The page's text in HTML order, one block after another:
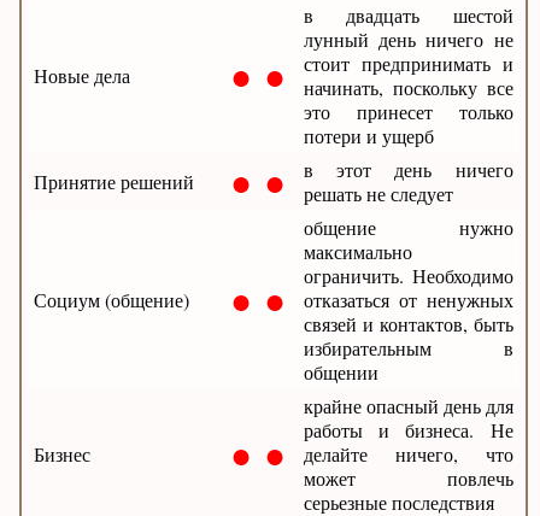
Новые дела ● ●
в двадцать шестой
лунный день ничего не
стоит предпринимать и
начинать, поскольку все
это принесет только
потери и ущерб
Принятие решений
● ●
в этот день ничего
решать не следует
Социум (общение) ● ●
общение нужно
максимально
ограничить. Необходимо
отказаться от ненужных
связей и контактов, быть
избирательным в
общении
Бизнес ● ●
крайне опасный день для
работы и бизнеса. Не
делайте ничего, что
может повлечь
серьезные последствия